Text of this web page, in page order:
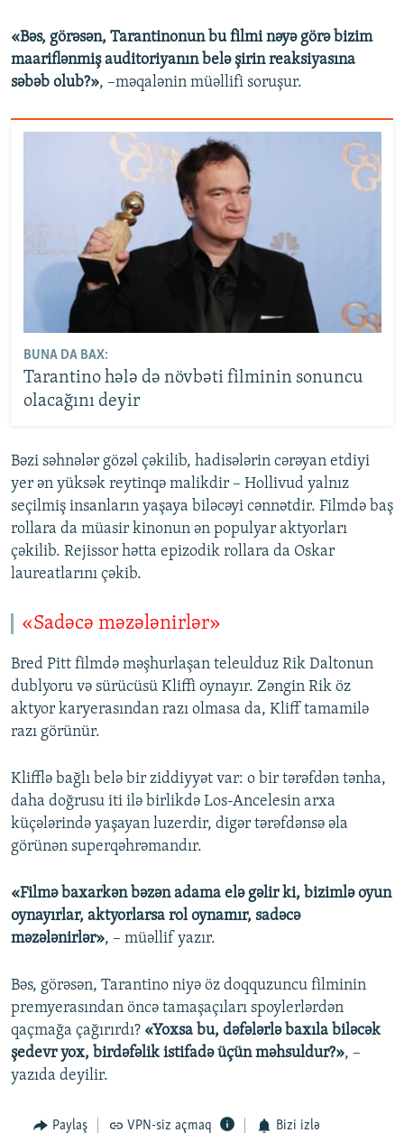
«Bəs, görəsən, Tarantinonun bu filmi nəyə görə bizim
maariflənmiş auditoriyanın belə şirin reaksiyasına
səbəb olub?», –məqalənin müəllifi soruşur.
BUNA DA BAX:
Tarantino hələ də növbəti filminin sonuncu
olacağını deyir
Bəzi səhnələr gözəl çəkilib, hadisələrin cərəyan etdiyi
yer ən yüksək reytinqə malikdir – Hollivud yalnız
seçilmiş insanların yaşaya biləcəyi cənnətdir. Filmdə baş
rollara da müasir kinonun ən populyar aktyorları
çəkilib. Rejissor hətta epizodik rollara da Oskar
laureatlarını çəkib.
«Sadəcə məzələnirlər»
Bred Pitt filmdə məşhurlaşan teleulduz Rik Daltonun
dublyoru və sürücüsü Kliffi oynayır. Zəngin Rik öz
aktyor karyerasından razı olmasa da, Kliff tamamilə
razı görünür.
Klifflə bağlı belə bir ziddiyyət var: o bir tərəfdən tənha,
daha doğrusu iti ilə birlikdə Los-Ancelesin arxa
küçələrində yaşayan luzerdir, digər tərəfdənsə əla
görünən superqəhrəmandır.
«Filmə baxarkən bəzən adama elə gəlir ki, bizimlə oyun
oynayırlar, aktyorlarsa rol oynamır, sadəcə
məzələnirlər», – müəllif yazır.
Bəs, görəsən, Tarantino niyə öz doqquzuncu filminin
premyerasından öncə tamaşaçıları spoylerlərdən
qaçmağa çağırırdı? «Yoxsa bu, dəfələrlə baxıla biləcək
şedevr yox, birdəfəlik istifadə üçün məhsuldur?», –
yazıda deyilir.
Paylaş VPN-siz açmaq Bizi izlə